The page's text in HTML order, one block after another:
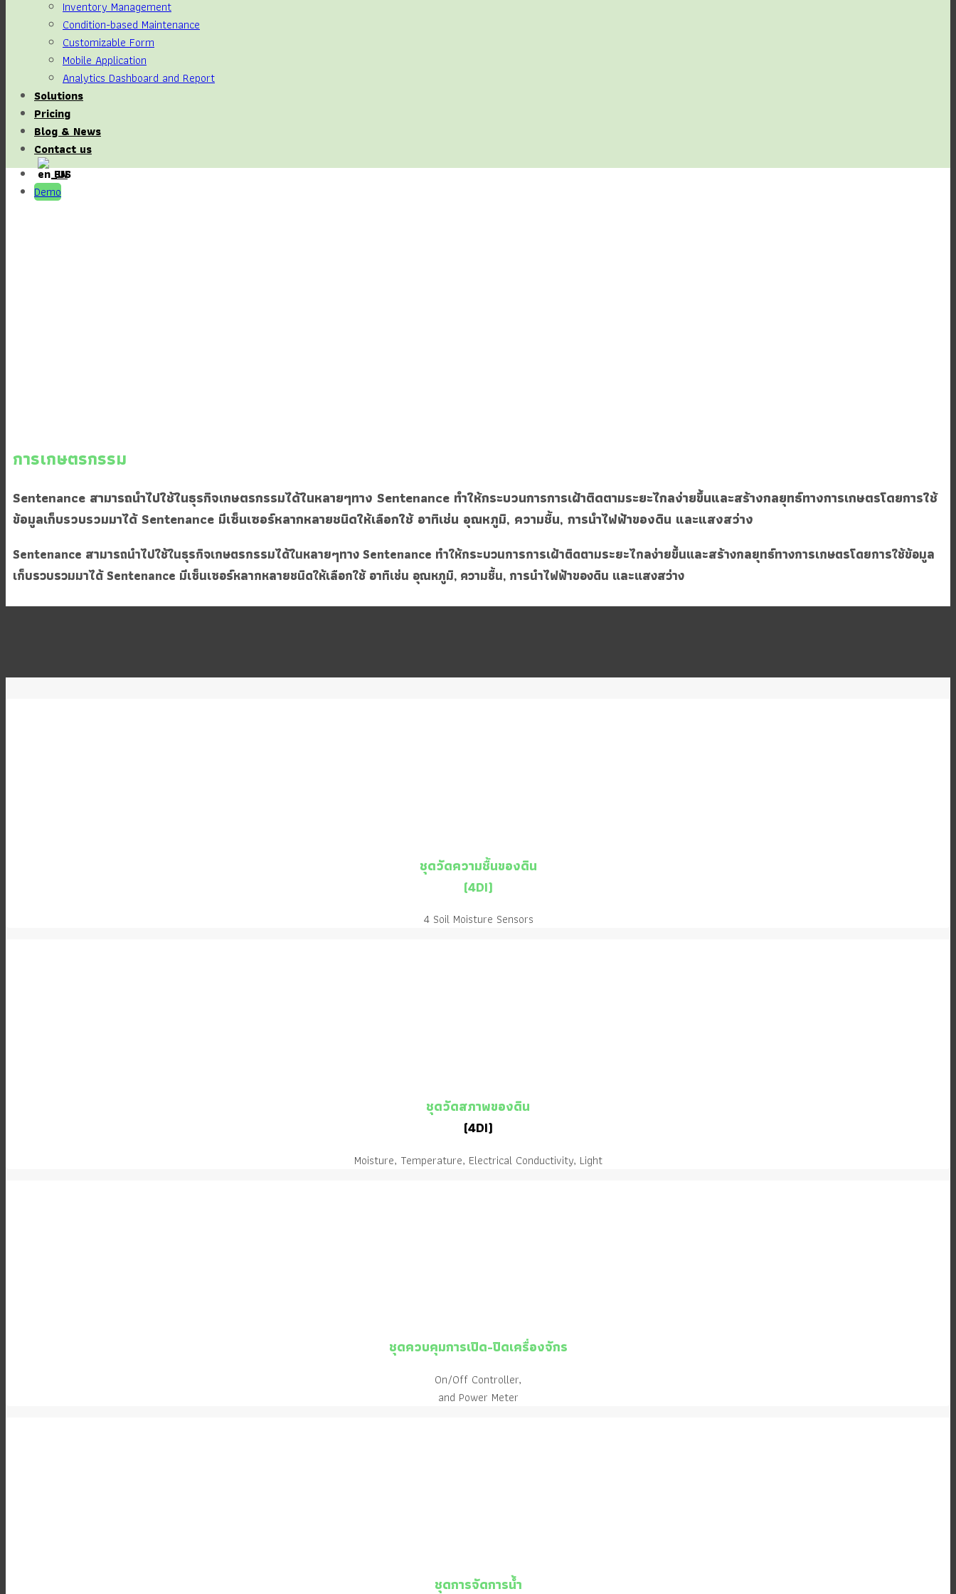
Inventory Management
Condition-based Maintenance
Customizable Form
Mobile Application
Analytics Dashboard and Report
Solutions
Pricing
Blog & News
Contact us
EN
Demo
การเกษตรกรรม
Sentenance สามารถนำไปใช้ในธุรกิจเกษตรกรรมได้ในหลายๆทาง Sentenance ทำให้กระบวนการการเฝ้าติดตามระยะไกลง่ายขึ้นและสร้างกลยุทธ์ทางการเกษตรโดยการใช้
ข้อมูลเก็บรวบรวมมาได้ Sentenance มีเซ็นเซอร์หลากหลายชนิดให้เลือกใช้ อาทิเช่น อุณหภูมิ, ความชื้น, การนำไฟฟ้าของดิน และแสงสว่าง
Sentenance สามารถนำไปใช้ในธุรกิจเกษตรกรรมได้ในหลายๆทาง Sentenance ทำให้กระบวนการการเฝ้าติดตามระยะไกลง่ายขึ้นและสร้างกลยุทธ์ทางการเกษตรโดยการใช้ข้อมูล
เก็บรวบรวมมาได้ Sentenance มีเซ็นเซอร์หลากหลายชนิดให้เลือกใช้ อาทิเช่น อุณหภูมิ, ความชื้น, การนำไฟฟ้าของดิน และแสงสว่าง
ชุดวัดความชื้นของดิน
(4DI)
4 Soil Moisture Sensors
ชุดวัดสภาพของดิน
(4DI)
Moisture, Temperature, Electrical Conductivity, Light
ชุดควบคุมการเปิด-ปิดเครื่องจักร
On/Off Controller,
and Power Meter
ชุดการจัดการน้ำ